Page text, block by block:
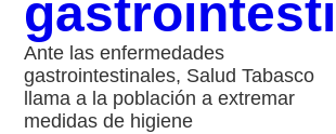
Ante las enfermedades
gastrointestinales, Salud Tabasco
llama a la población a extremar
medidas de higiene